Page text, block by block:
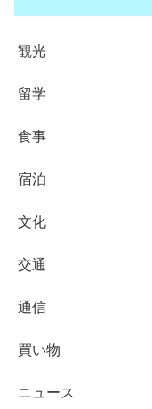
観光
留学
食事
宿泊
文化
交通
通信
買い物
ニュース